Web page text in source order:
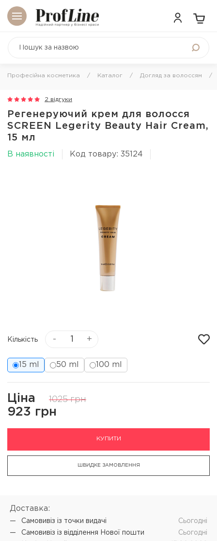
Професійна косметика Каталог Догляд за волоссям
2 відгуки
Регенеруючий крем для волосся
SCREEN Legerity Beauty Hair Cream,
15 мл
В наявності Код товару: 35124
Кількість - +
15 ml 50 ml 100 ml
Ціна 1025 грн
923 грн
КУПИТИ
ШВИДКЕ ЗАМОВЛЕННЯ
Доставка:
Самовивіз iз точки видачі
Cьогодні
Самовивіз iз відділення Нової пошти
Cьогодні